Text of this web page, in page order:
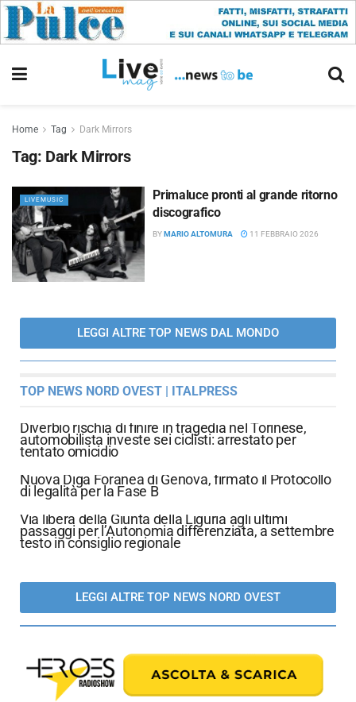
Home Tag Dark Mirrors
Tag: Dark Mirrors
LIVEMUSIC
Primaluce pronti al grande ritorno
discografico
BYMARIO ALTOMURA 11 FEBBRAIO 2026
LEGGI ALTRE TOP NEWS DAL MONDO
TOP NEWS NORD OVEST | ITALPRESS
Diverbio rischia di finire in tragedia nel Torinese,
automobilista investe sei ciclisti: arrestato per
tentato omicidio
Nuova Diga Foranea di Genova, firmato il Protocollo
di legalità per la Fase B
Via libera della Giunta della Liguria agli ultimi
passaggi per l’Autonomia differenziata, a settembre
testo in consiglio regionale
LEGGI ALTRE TOP NEWS NORD OVEST